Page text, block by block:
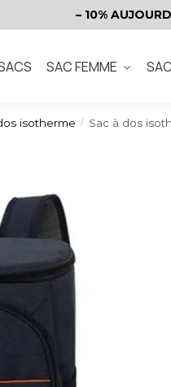
– 10%
SAC FEMME
isotherme / Sac à dos